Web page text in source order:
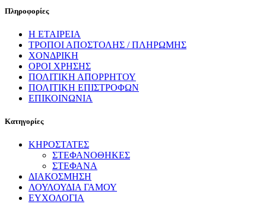
Πληροφορίες
Η ΕΤΑΙΡΕΙΑ
ΤΡΟΠΟΙ ΑΠΟΣΤΟΛΗΣ / ΠΛΗΡΩΜΗΣ
ΧΟΝΔΡΙΚΗ
ΟΡΟΙ ΧΡΗΣΗΣ
ΠΟΛΙΤΙΚΗ ΑΠΟΡΡΗΤΟΥ
ΠΟΛΙΤΙΚΗ ΕΠΙΣΤΡΟΦΩΝ
ΕΠΙΚΟΙΝΩΝΙΑ
Κατηγορίες
ΚΗΡΟΣΤΑΤΕΣ
ΣΤΕΦΑΝΟΘΗΚΕΣ
ΣΤΕΦΑΝΑ
ΔΙΑΚΟΣΜΗΣΗ
ΛΟΥΛΟΥΔΙΑ ΓΑΜΟΥ
ΕΥΧΟΛΟΓΙΑ